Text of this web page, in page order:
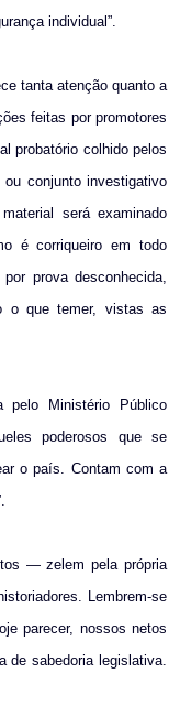
individual”.
tanta atenção quanto a
feitas por promotores
probatório colhido pelos
conjunto investigativo
será examinado
é corriqueiro em todo
prova desconhecida,
o que temer, vistas as
Ministério Público
poderosos que se
o país. Contam com a
— zelem pela própria
Lembrem-se
parecer, nossos netos
de sabedoria legislativa.